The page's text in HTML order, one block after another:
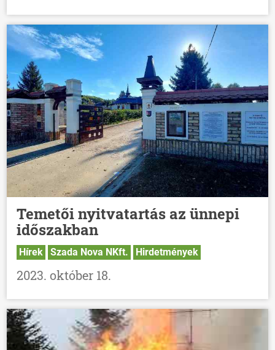
Temetői nyitvatartás az ünnepi
időszakban
Hírek Szada Nova NKft. Hirdetmények
2023. október 18.